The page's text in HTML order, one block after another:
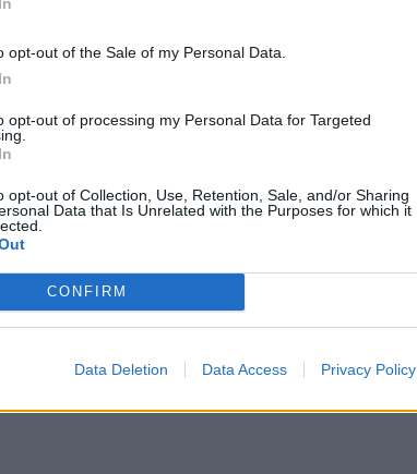
opt-out of the Sale of my Personal Data.
opt-out of processing my Personal Data for Targeted
opt-out of Collection, Use, Retention, Sale, and/or Sharing
Data that Is Unrelated with the Purposes for which it
CONFIRM
Data Deletion Data Access Privacy Policy
Σύγχρονες έρευνες, έχουν δείξει οτι
του διαθέτουν αντιφλεγμονώδεις
βοήθεια στην αθηροσκλήρωση και στην